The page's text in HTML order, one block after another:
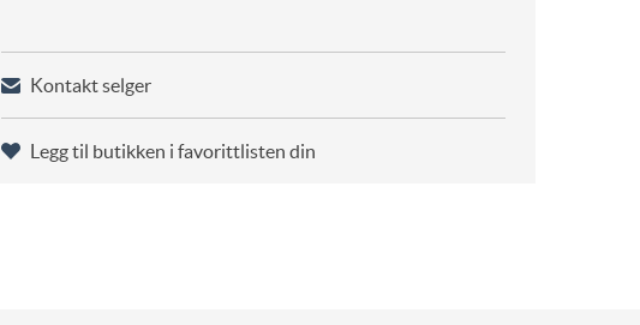
Kontakt selger
Legg til butikken i favorittlisten din